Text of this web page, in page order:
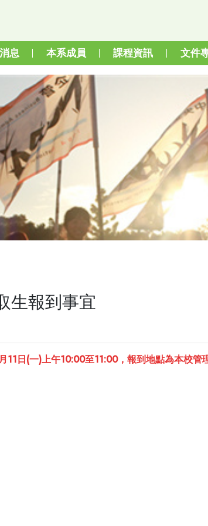
息 本系成員 課程資訊 文件
生報到事宜
11日(一)上午10:00至11:00，報到地點為本校